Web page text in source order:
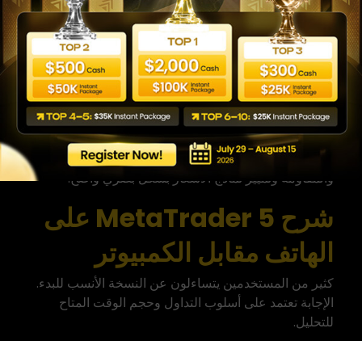
يوجد مؤشر “أفضل” بشكل مطلق؛ يعتمد الاختيار على
استراتيجيتك وفهمك للسوق.
أدوات الرسم وخطوط الدعم
والمقاومة
توفر المنصة أدوات رسم مثل الخطوط الأفقية والمائلة،
قنوات السعر، مستويات فيبوناتشي، وأشكال هندسية
متعددة. تساعد هذه الأدوات على تحديد مستويات الد��م
والمقاومة وتمييز نماذج الأسعار بشكل بصري واضح.
شرح MetaTrader 5 على
الهاتف مقابل الكمبيوتر
كثير من المستخدمين يتساءلون عن النسخة الأنسب للبدء.
الإجابة تعتمد على أسلوب التداول وحجم الوقت المتاح
للتحليل.